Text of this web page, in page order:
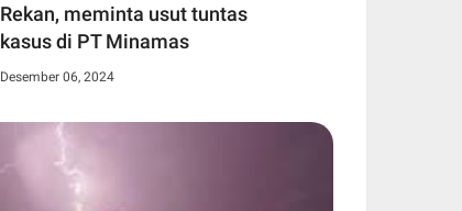
Rekan, meminta usut tuntas
kasus di PT Minamas
Desember 06, 2024